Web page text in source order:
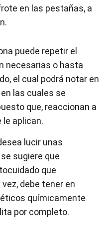
en las pestañas, a
puede repetir el
necesarias o hasta
el cual podrá notar en
las cuales se
que, reaccionan a
aplican.
lucir unas
sugiere que
que
debe tener en
químicamente
por completo.